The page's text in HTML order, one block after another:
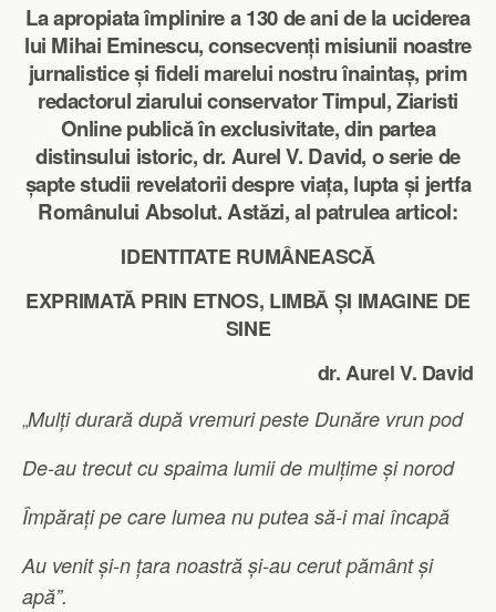
La apropiata împlinire a 130 de ani de la uciderea
lui Mihai Eminescu, consecvenți misiunii noastre
jurnalistice și fideli marelui nostru înaintaș, prim
redactorul ziarului conservator Timpul, Ziaristi
Online publică în exclusivitate, din partea
distinsului istoric, dr. Aurel V. David, o serie de
șapte studii revelatorii despre viața, lupta și jertfa
Românului Absolut. Astăzi, al patrulea articol:
IDENTITATE RUMÂNEASCĂ
EXPRIMATĂ PRIN ETNOS, LIMBĂ ȘI IMAGINE DE
SINE
dr. Aurel V. David
„Mulți durară după vremuri peste Dunăre vrun pod
De-au trecut cu spaima lumii de mulțime și norod
Împărați pe care lumea nu putea să-i mai încapă
Au venit și-n țara noastră și-au cerut pământ și
apă”.